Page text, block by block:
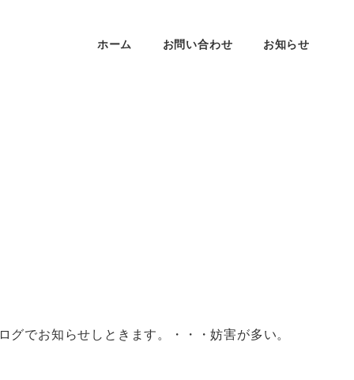
ホーム お問い合わせ お知らせ
でお知らせしときます。・・・妨害が多い。